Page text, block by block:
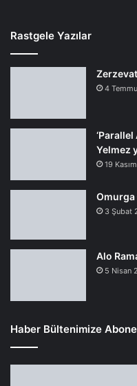
Rastgele Yazılar
4
Yelmez
19
Omurga
3 Şubat
Alo
5 Nisan
Haber Bültenimize